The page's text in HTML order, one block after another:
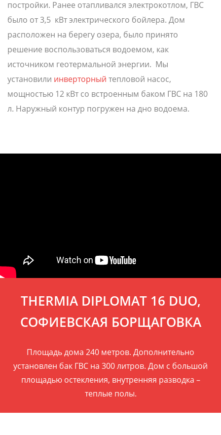
постройки. Ранее отапливался электрокотлом, ГВС
было от 3,5 кВт электрического бойлера. Дом
расположен на берегу озера, было принято
решение воспользоваться водоемом, как
источником геотермальной энергии. Мы
установили инверторный тепловой насос,
мощностью 12 кВт со встроенным баком ГВС на 180
л. Наружный контур погружен на дно водоема.
THERMIA DIPLOMAT 16 DUO,
СОФИЕВСКАЯ БОРЩАГОВКА
Площадь дома 240 метров. Дополнительно
установлен бак ГВС на 300 литров. Дом с большой
площадью остекления, внутренняя разводка –
теплые полы.